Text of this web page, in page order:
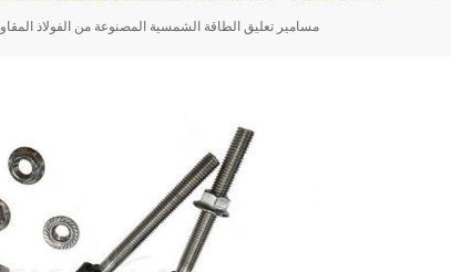
مسامير تعليق الطاقة الشمسية المصنوعة من الفولاذ